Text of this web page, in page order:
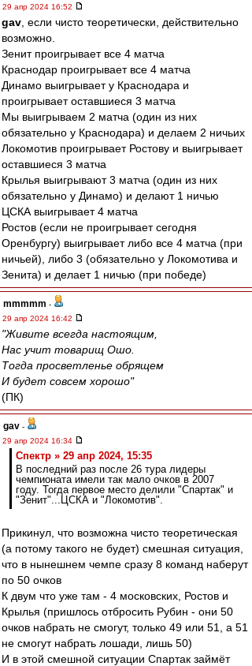
29 апр 2024 16:52
gav , если чисто теоретически, действительно
возможно.
Зенит проигрывает все 4 матча
Краснодар проигрывает все 4 матча
Динамо выигрывает у Краснодара и
проигрывает оставшиеся 3 матча
Мы выигрываем 2 матча (один из них
обязательно у Краснодара) и делаем 2 ничьих
Локомотив проигрывает Ростову и выигрывает
оставшиеся 3 матча
Крылья выигрывают 3 матча (один из них
обязательно у Динамо) и делают 1 ничью
ЦСКА выигрывает 4 матча
Ростов (если не проигрывает сегодня
Оренбургу) выигрывает либо все 4 матча (при
ничьей), либо 3 (обязательно у Локомотива и
Зенита) и делает 1 ничью (при победе)
mmmmm -
29 апр 2024 16:42
"Живите всегда настоящим,
Нас учит товарищ Ошо.
Тогда просветленье обрящем
И будет совсем хорошо"
(ПК)
gav -
29 апр 2024 16:34
Спектр » 29 апр 2024, 15:35
В последний раз после 26 тура лидеры
чемпионата имели так мало очков в 2007
году. Тогда первое место делили "Спартак" и
"Зенит"...ЦСКА и "Локомотив".
Прикинул, что возможна чисто теоретическая
(а потому такого не будет) смешная ситуация,
что в нынешнем чемпе сразу 8 команд наберут
по 50 очков
К двум что уже там - 4 московских, Ростов и
Крылья (пришлось отбросить Рубин - они 50
очков набрать не смогут, только 49 или 51, а 51
не смогут набрать лошади, лишь 50)
И в этой смешной ситуации Спартак займёт